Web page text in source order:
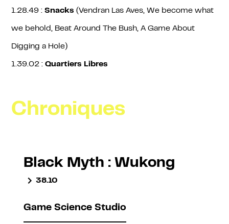
1.28.49 :Snacks(Vendran Las Aves, We become what
we behold, Beat Around The Bush, A Game About
Digging a Hole)
1.39.02 :Quartiers Libres
Chroniques
Black Myth : Wukong
38.10
Game Science Studio